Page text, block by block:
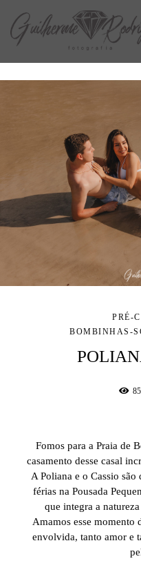
PRÉ-
BOMBINHAS-
Fomos para a Praia de
casamento desse casal
A Poliana e o Cassio
férias na Pousada
que integra a
Amamos esse momento
envolvida, tanto amor e